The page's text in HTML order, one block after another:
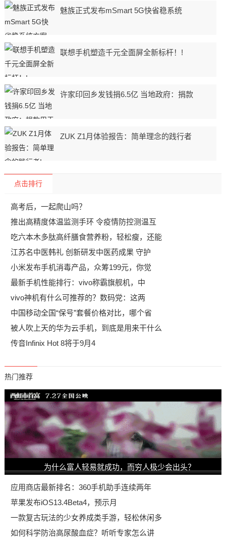
魅族正式发布mSmart 5G快省稳系统
联想手机塑造千元全面屏全新标杆！!
许家印回乡发钱捐6.5亿 当地政府：捐款
ZUK Z1月体验报告：简单理念的践行者
点击排行
高考后，一起爬山吗？
推出高精度体温监测手环 令疫情防控测温互
吃六本木多肽高纤膳食营养粉，轻松瘦，还能
江苏名中医韩礼 创新研发中医药成果 守护
小米发布手机消毒产品，众筹199元，你觉
最新手机性能排行：vivo称霸旗舰机，中
vivo神机有什么可推荐的？数码党：这两
中国移动全国“保号”套餐价格对比，哪个省
被人吹上天的华为云手机，到底是用来干什么
传音Infinix Hot 8将于9月4
热门推荐
为什么富人轻易就成功，而穷人极少会出头？
应用商店最新排名：360手机助手连续两年
苹果发布iOS13.4Beta4，预示月
一款复古玩法的少女养成类手游，轻松休闲多
如何科学防治高尿酸血症？听听专家怎么讲